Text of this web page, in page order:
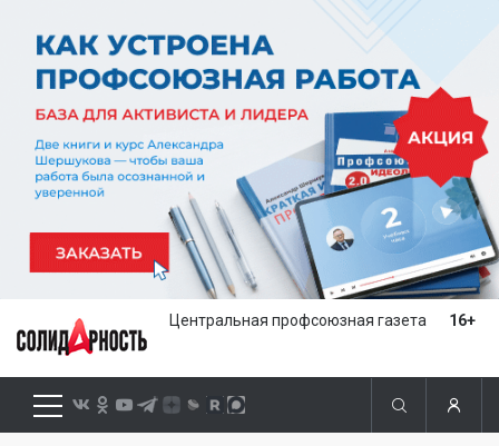
Центральная профсоюзная газета 16+